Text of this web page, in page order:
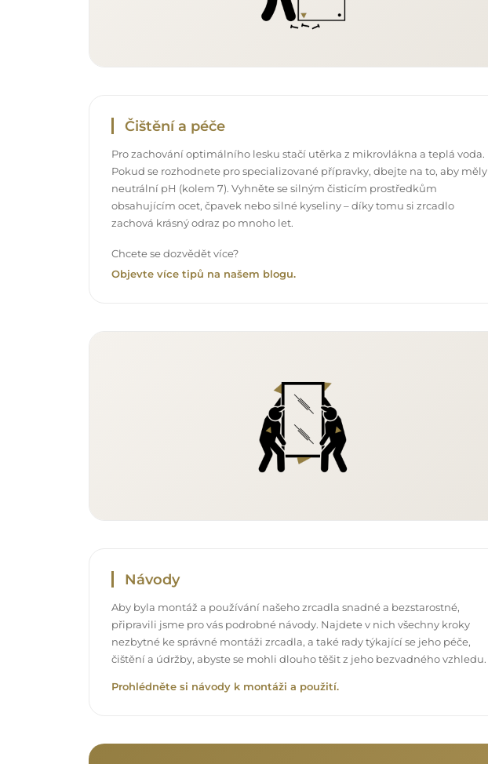
Čištění a péče
Pro zachování optimálního lesku stačí utěrka z mikrovlákna a teplá voda.
Pokud se rozhodnete pro specializované přípravky, dbejte na to, aby měly
neutrální pH (kolem 7). Vyhněte se silným čisticím prostředkům
obsahujícím ocet, čpavek nebo silné kyseliny – díky tomu si zrcadlo
zachová krásný odraz po mnoho let.
Chcete se dozvědět více?
Objevte více tipů na našem blogu.
Návody
Aby byla montáž a používání našeho zrcadla snadné a bezstarostné,
připravili jsme pro vás podrobné návody. Najdete v nich všechny kroky
nezbytné ke správné montáži zrcadla, a také rady týkající se jeho péče,
čištění a údržby, abyste se mohli dlouho těšit z jeho bezvadného vzhledu.
Prohlédněte si návody k montáži a použití.